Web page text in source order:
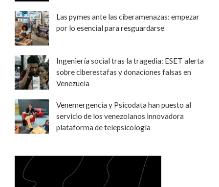
Las pymes ante las ciberamenazas: empezar
por lo esencial para resguardarse
Ingeniería social tras la tragedia: ESET alerta
sobre ciberestafas y donaciones falsas en
Venezuela
Venemergencia y Psicodata han puesto al
servicio de los venezolanos innovadora
plataforma de telepsicología